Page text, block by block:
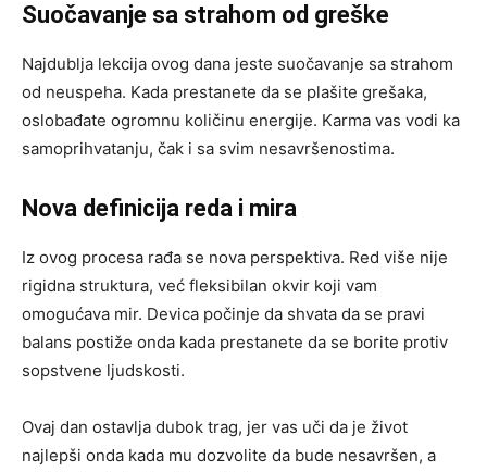
Suočavanje sa strahom od greške
Najdublja lekcija ovog dana jeste suočavanje sa strahom
od neuspeha. Kada prestanete da se plašite grešaka,
oslobađate ogromnu količinu energije. Karma vas vodi ka
samoprihvatanju, čak i sa svim nesavršenostima.
Nova definicija reda i mira
Iz ovog procesa rađa se nova perspektiva. Red više nije
rigidna struktura, već fleksibilan okvir koji vam
omogućava mir. Devica počinje da shvata da se pravi
balans postiže onda kada prestanete da se borite protiv
sopstvene ljudskosti.
Ovaj dan ostavlja dubok trag, jer vas uči da je život
najlepši onda kada mu dozvolite da bude nesavršen, a